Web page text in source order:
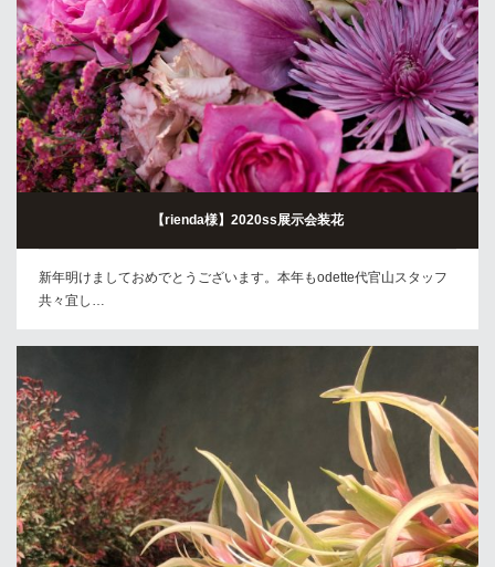
【rienda様】2020ss展示会装花
新年明けましておめでとうございます。本年もodette代官山スタッフ
共々宜し…